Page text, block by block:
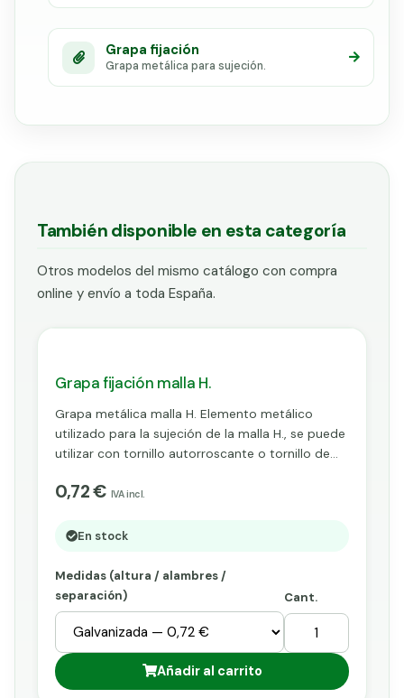
Grapa fijación
Grapa metálica para sujeción.
También disponible en esta categoría
Otros modelos del mismo catálogo con compra
online y envío a toda España.
Grapa fijación malla H.
Grapa metálica malla H. Elemento metálico
utilizado para la sujeción de la malla H., se puede
utilizar con tornillo autorroscante o tornillo de
seguridad. Venta a partir de 10 ud.
0,72 € IVA incl.
En stock
Medidas (altura / alambres /
separación)
Cant.
Añadir al carrito